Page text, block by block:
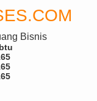
Bisnis